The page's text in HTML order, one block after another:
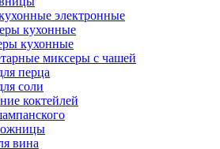
электронные
кухонные
кухонные
миксеры с чашей
перца
соли
коктейлей
вина